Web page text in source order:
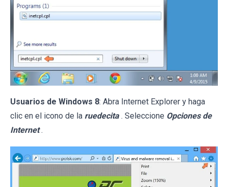
Usuarios de Windows 8: Abra Internet Explorer y haga
clic en el icono de la ruedecita . Seleccione Opciones de
Internet .